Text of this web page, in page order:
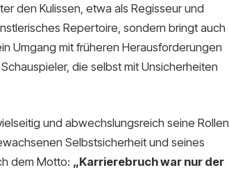
den Kulissen, etwa als Regisseur und
Repertoire, sondern bringt auch
Umgang mit früheren Herausforderungen
die selbst mit Unsicherheiten
und abwechslungsreich seine Rollen
Selbstsicherheit und seines
dem Motto: „Karrierebruch war nur der